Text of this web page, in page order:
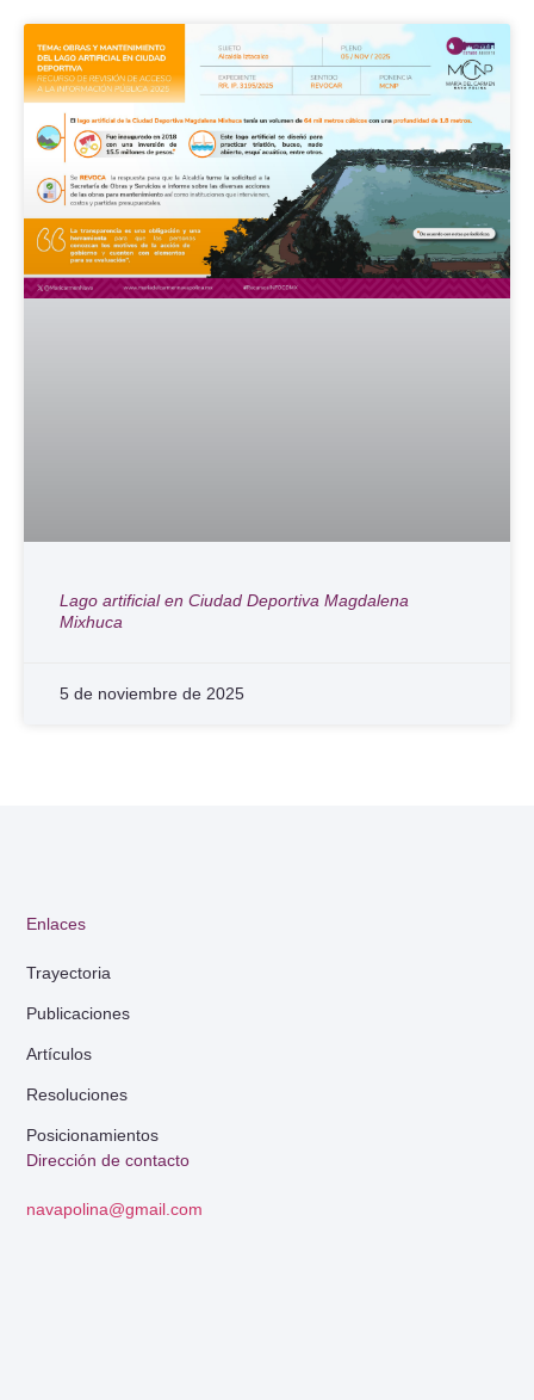
Lago artificial en Ciudad Deportiva Magdalena
Mixhuca
5 de noviembre de 2025
Dirección de contacto
navapolina@gmail.com
Enlaces
Trayectoria
Publicaciones
Artículos
Resoluciones
Posicionamientos